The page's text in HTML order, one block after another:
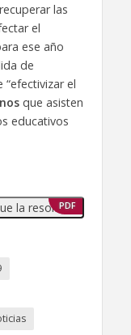
las
el
ese año
de
el
que asisten
educativos
la resolución
PDF